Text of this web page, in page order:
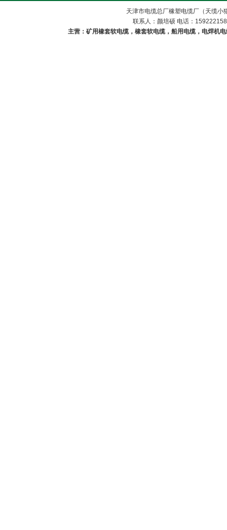
天津市电缆总厂橡塑电缆厂（天缆
联系人：颜培硕 电话：
主营：矿用橡套软电缆，橡套软电缆，船用电缆，电焊机